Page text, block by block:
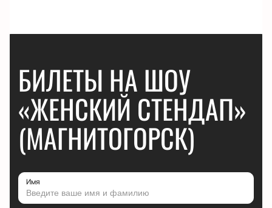
БИЛЕТЫ НА ШОУ
«ЖЕНСКИЙ СТЕНДАП»
(МАГНИТОГОРСК)
Имя